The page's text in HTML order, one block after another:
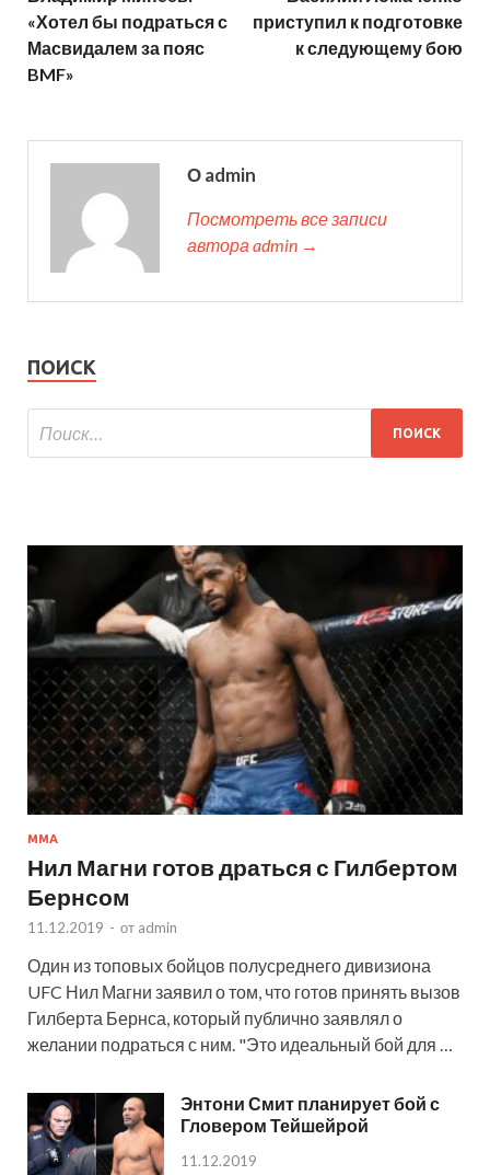
«Хотел бы подраться с
Масвидалем за пояс
BMF»
приступил к подготовке
к следующему бою
О admin
Посмотреть все записи
автора admin →
ПОИСК
MMA
Нил Магни готов драться с Гилбертом
Бернсом
11.12.2019 - от admin
Один из топовых бойцов полусреднего дивизиона
UFC Нил Магни заявил о том, что готов принять вызов
Гилберта Бернса, который публично заявлял о
желании подраться с ним. "Это идеальный бой для …
Энтони Смит планирует бой с
Гловером Тейшейрой
11.12.2019